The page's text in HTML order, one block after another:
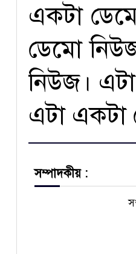
একটা
ডেমো
নিউজ।
এটা একটা
সম্পাদকীয় :